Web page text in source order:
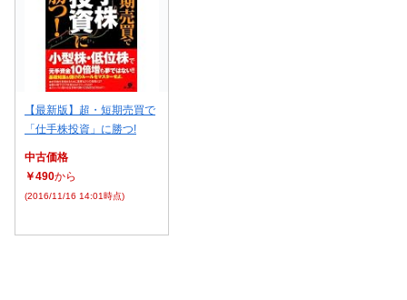
【最新版】超・短期売買で
「仕手株投資」に勝つ!
中古価格
￥490から
(2016/11/16 14:01時点)